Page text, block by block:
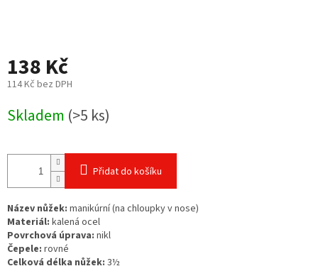
138 Kč
114 Kč bez DPH
cena:
Skladem (>5 ks)
Přidat do košíku
Název nůžek: manikúrní (na chloupky v nose)
Materiál: kalená ocel
Povrchová úprava: nikl
Čepele: rovné
Celková délka nůžek: 3½